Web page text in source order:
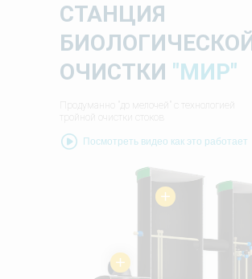
СТАНЦИЯ
ОЧИСТКИ "МИР"
Продуманно "до мелочей" с технологией
тройной очистки стоков
Посмотреть видео как это работает